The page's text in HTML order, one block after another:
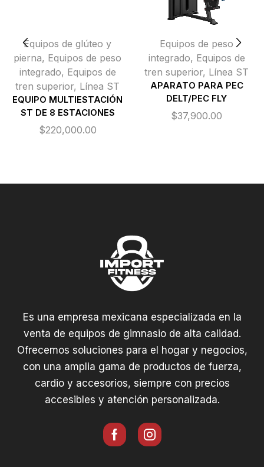
Equipos de glúteo y
pierna, Equipos de peso
integrado, Equipos de
tren superior, Línea ST
EQUIPO MULTIESTACIÓN
ST DE 8 ESTACIONES
$220,000.00
Equipos de peso
integrado, Equipos de
tren superior, Línea ST
APARATO PARA PEC
DELT/PEC FLY
$37,900.00
Es una empresa mexicana especializada en la
venta de equipos de gimnasio de alta calidad.
Ofrecemos soluciones para el hogar y negocios,
con una amplia gama de productos de fuerza,
cardio y accesorios, siempre con precios
accesibles y atención personalizada.